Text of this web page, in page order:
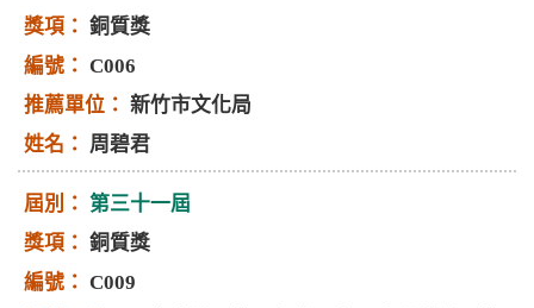
銅質獎
C006
新竹市文化局
周碧君
第三十一屆
銅質獎
C009